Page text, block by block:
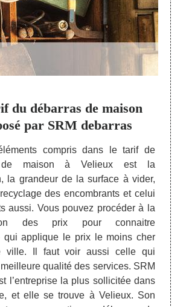
du débarras de maison
par SRM debarras
compris dans le tarif de
de maison à Velieux est la
la grandeur de la surface à vider,
des encombrants et celui
aussi. Vous pouvez procéder à la
des prix pour connaitre
qui applique le prix le moins cher
ville. Il faut voir aussi celle qui
qualité des services. SRM
l’entreprise la plus sollicitée dans
et elle se trouve à Velieux. Son
Lors
plus
sera